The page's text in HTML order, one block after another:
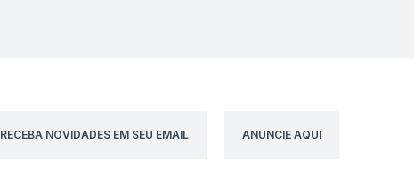
RECEBA NOVIDADES EM SEU EMAIL ANUNCIE AQUI